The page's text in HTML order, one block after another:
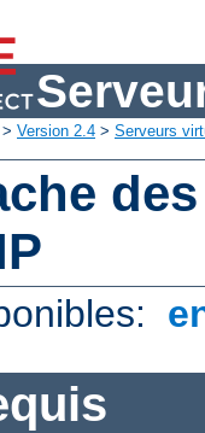
> Version 2.4 > Serveurs